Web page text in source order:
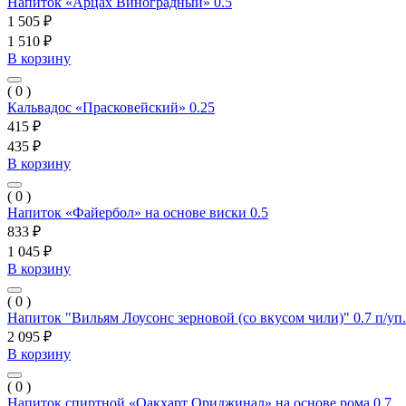
1 505 ₽
1 510 ₽
В корзину
( 0 )
Кальвадос «Прасковейский» 0.25
415 ₽
435 ₽
В корзину
( 0 )
Напиток «Файербол» на основе виски 0.5
833 ₽
1 045 ₽
В корзину
( 0 )
Напиток "Вильям Лоусонс зерновой (со вкусом чили)" 0.7 п/
2 095 ₽
В корзину
( 0 )
Напиток спиртной «Оакхарт Ориджинал» на основе рома 0.7